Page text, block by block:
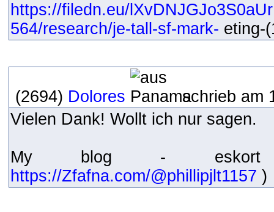
https://filedn.eu/
564/research/je-tall-sf-mark- eting-
(2694) Dolores
schrieb am
Vielen Dank! Wollt ich nur sagen.
My blog - eskort
https://Zfafna.com/@phillipjlt1157 )